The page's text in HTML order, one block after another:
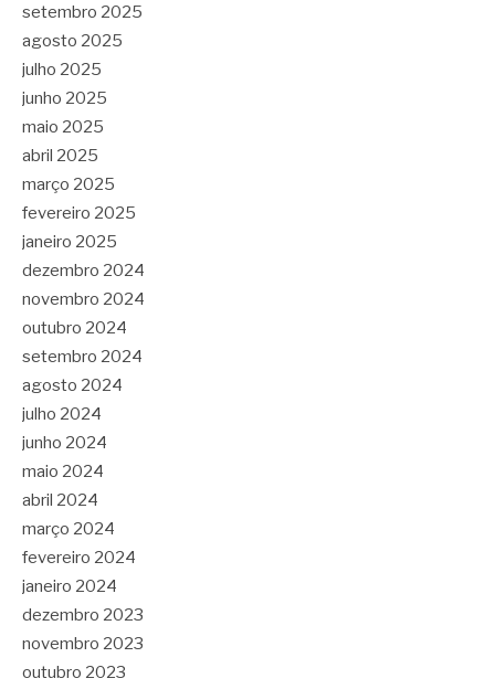
setembro 2025
agosto 2025
julho 2025
junho 2025
maio 2025
abril 2025
março 2025
fevereiro 2025
janeiro 2025
dezembro 2024
novembro 2024
outubro 2024
setembro 2024
agosto 2024
julho 2024
junho 2024
maio 2024
abril 2024
março 2024
fevereiro 2024
janeiro 2024
dezembro 2023
novembro 2023
outubro 2023